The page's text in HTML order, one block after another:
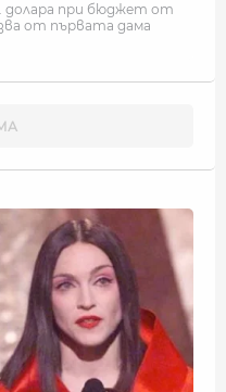
долара при бюджет от
от първата дама